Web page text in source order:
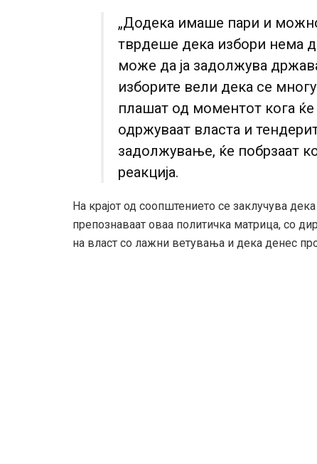
„Додека имаше пари и
тврдеше дека избори нема
може да ја задолжува
изборите вели дека се
плашат од моментот кога ќе
одржуваат власта и
задолжување, ќе побрзаат
реакција.
На крајот од соопштението се заклучува
препознаваат оваа политичка матрица, со
на власт со лажни ветувања и дека денес